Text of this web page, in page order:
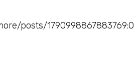
posts/1790998867883769:0